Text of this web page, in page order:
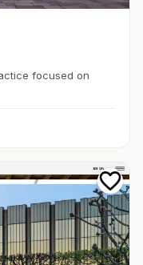
focused on